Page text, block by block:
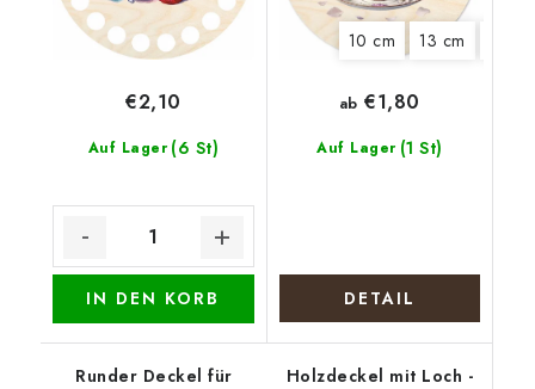
Auf Lager (6 St)
€2,10
IN DEN KORB
10 cm 13 cm
Auf Lager (1 St)
ab €1,80
DETAIL
Runder Deckel für Holzdeckel mit Loch -